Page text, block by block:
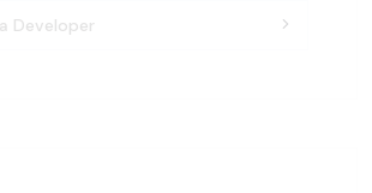
Developer